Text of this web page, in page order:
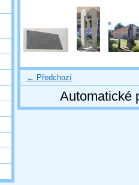
← Předchozí
Automatické